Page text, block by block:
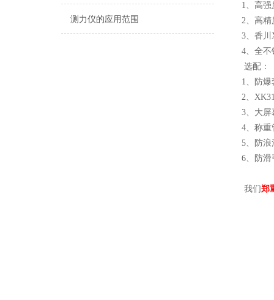
测力仪的应用范围
1、高
2、高精
3、香川
4、全
选配
1、防
2、
3、大屏
4、称重
5、防浪
6、防滑
我们郑